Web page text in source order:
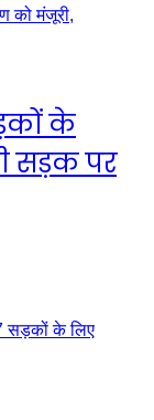
के
सड़क पर